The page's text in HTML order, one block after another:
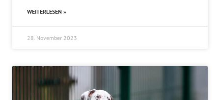
WEITERLESEN »
28. November 2023